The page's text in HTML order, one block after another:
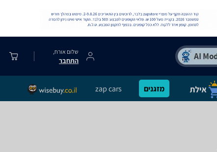
שלום אורח,
התחבר
מזגנים zap cars